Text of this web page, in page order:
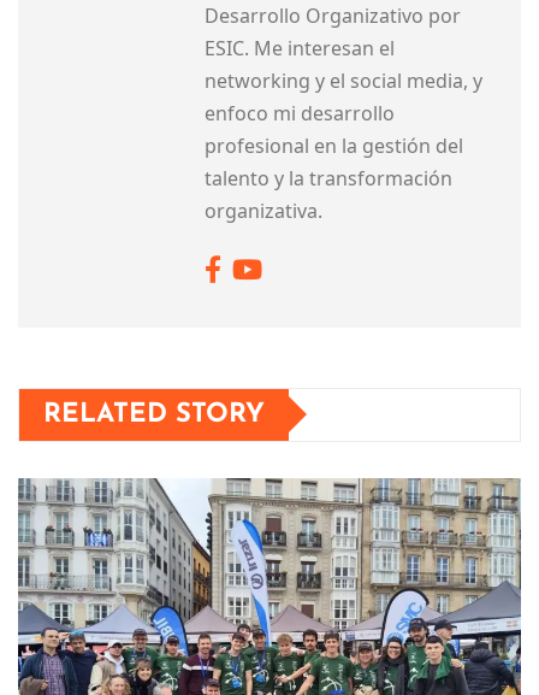
Desarrollo Organizativo por
ESIC. Me interesan el
networking y el social media, y
enfoco mi desarrollo
profesional en la gestión del
talento y la transformación
organizativa.
RELATED STORY